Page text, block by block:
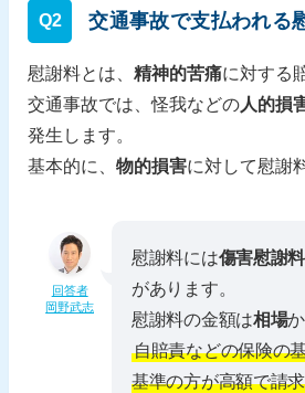
Q2 交通事故で支払われる
慰謝料とは、精神的苦痛に対する
交通事故では、怪我などの人的損
発生します。
基本的に、物的損害に対して慰謝
回答者
岡野武志
慰謝料には傷害慰謝料
があります。
慰謝料の金額は相場
自賠責などの保険の
基準の方が高額で請